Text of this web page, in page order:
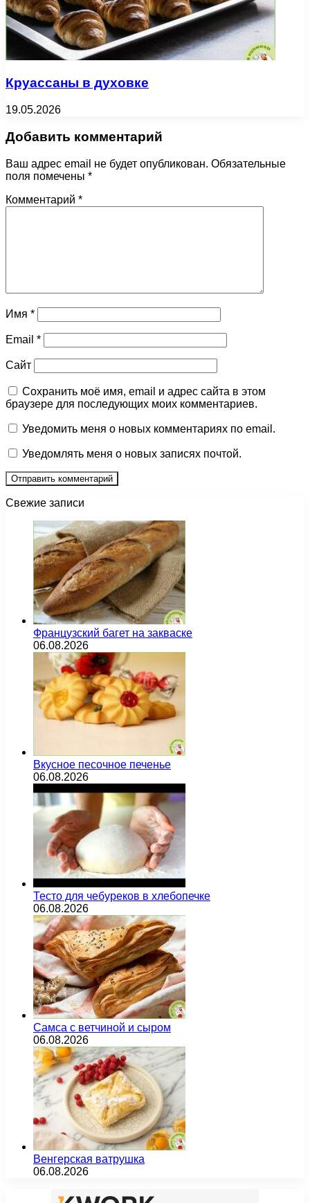
Круассаны в духовке
19.05.2026
Добавить комментарий
Ваш адрес email не будет опубликован. Обязательные
поля помечены *
Комментарий *
Имя *
Email *
Сайт
Сохранить моё имя, email и адрес сайта в этом
браузере для последующих моих комментариев.
Уведомить меня о новых комментариях по email.
Уведомлять меня о новых записях почтой.
Свежие записи
Французский багет на закваске
06.08.2026
Вкусное песочное печенье
06.08.2026
Тесто для чебуреков в хлебопечке
06.08.2026
Самса с ветчиной и сыром
06.08.2026
Венгерская ватрушка
06.08.2026